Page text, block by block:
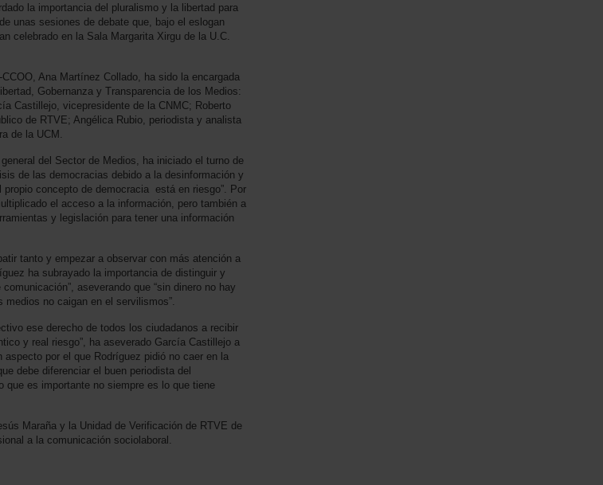
la importancia del pluralismo y la libertad para
unas sesiones de debate que, bajo el eslogan
celebrado en la Sala Margarita Xirgu de la U.C.
Ana Martínez Collado, ha sido la encargada
Gobernanza y Transparencia de los Medios:
Castillejo, vicepresidente de la CNMC; Roberto
de RTVE; Angélica Rubio, periodista y analista
de la UCM.
del Sector de Medios, ha iniciado el turno de
de las democracias debido a la desinformación y
concepto de democracia está en riesgo”. Por
el acceso a la información, pero también a
y legislación para tener una información
tanto y empezar a observar con más atención a
ha subrayado la importancia de distinguir y
aseverando que “sin dinero no hay
no caigan en el servilismos”.
ese derecho de todos los ciudadanos a recibir
y real riesgo”, ha aseverado García Castillejo a
por el que Rodríguez pidió no caer en la
debe diferenciar el buen periodista del
que es importante no siempre es lo que tiene
Maraña y la Unidad de Verificación de RTVE de
a la comunicación sociolaboral.